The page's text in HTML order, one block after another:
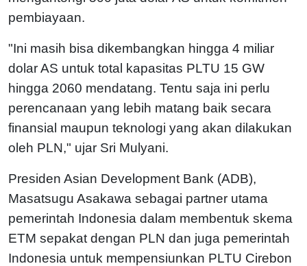
pembiayaan.
"Ini masih bisa dikembangkan hingga 4 miliar
dolar AS untuk total kapasitas PLTU 15 GW
hingga 2060 mendatang. Tentu saja ini perlu
perencanaan yang lebih matang baik secara
finansial maupun teknologi yang akan dilakukan
oleh PLN," ujar Sri Mulyani.
Presiden Asian Development Bank (ADB),
Masatsugu Asakawa sebagai partner utama
pemerintah Indonesia dalam membentuk skema
ETM sepakat dengan PLN dan juga pemerintah
Indonesia untuk mempensiunkan PLTU Cirebon